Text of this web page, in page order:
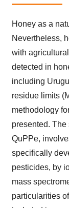
Honey as a
Nevertheless,
with
detected in
including
residue limits
methodology
presented.
QuPPe,
specifically
pesticides, by
mass
particularities